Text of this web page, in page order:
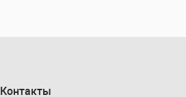
Контакты